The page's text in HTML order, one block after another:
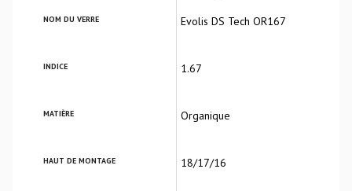
NOM DU VERRE Evolis DS Tech OR167
INDICE 1.67
MATIÈRE Organique
HAUT DE MONTAGE 18/17/16